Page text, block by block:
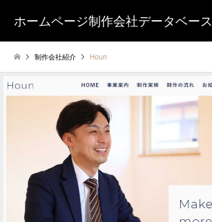
ホームページ制作会社データベース
制作会社紹介 Houn